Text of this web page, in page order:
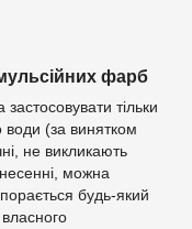
фарб
тільки
води (за винятком
не викликають
можна
будь-який